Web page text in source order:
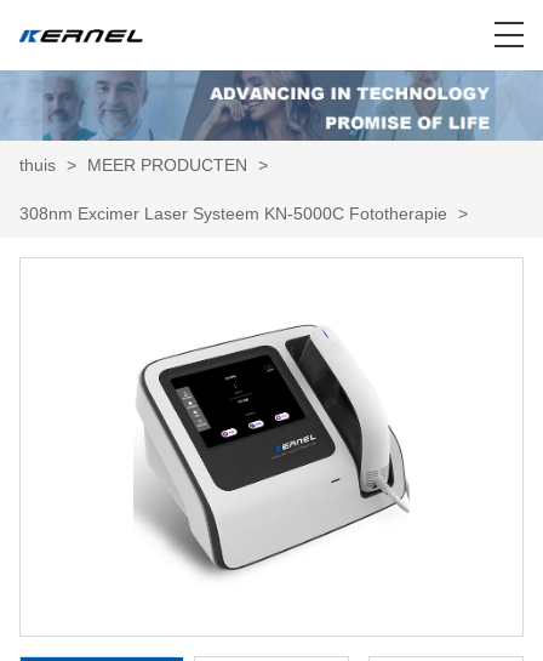
thuis > MEER PRODUCTEN >
308nm Excimer Laser Systeem KN-5000C Fototherapie >